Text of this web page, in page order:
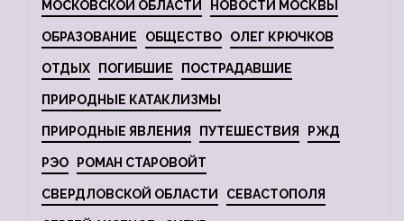
МОСКОВСКОЙ ОБЛАСТИ НОВОСТИ МОСКВЫ
ОБРАЗОВАНИЕ ОБЩЕСТВО ОЛЕГ КРЮЧКОВ
ОТДЫХ ПОГИБШИЕ ПОСТРАДАВШИЕ
ПРИРОДНЫЕ КАТАКЛИЗМЫ
ПРИРОДНЫЕ ЯВЛЕНИЯ ПУТЕШЕСТВИЯ РЖД
РЭО РОМАН СТАРОВОЙТ
СВЕРДЛОВСКОЙ ОБЛАСТИ СЕВАСТОПОЛЯ